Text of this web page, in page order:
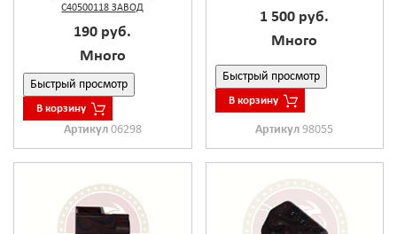
С40500118 ЗАВОД
190 руб.
Много
Быстрый просмотр
В корзину
Артикул 06298
1 500 руб.
Много
Быстрый просмотр
В корзину
Артикул98055